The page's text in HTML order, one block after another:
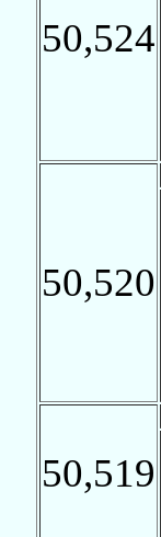
50,524
50,520
50,519